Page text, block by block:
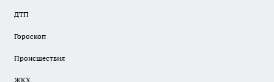
ДТП
Гороскоп
Происшествия
ЖКХ